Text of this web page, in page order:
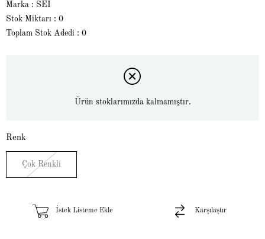
Marka : SEI
Stok Miktarı : 0
Toplam Stok Adedi : 0
Ürün stoklarımızda kalmamıştır.
Renk
Çok Renkli
İstek Listeme Ekle Karşılaştır